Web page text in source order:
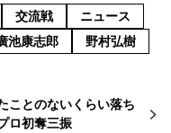
交流戦
ニュース
池康志郎 野村弘樹
ことのないくらい落ち
ロ初奪三振